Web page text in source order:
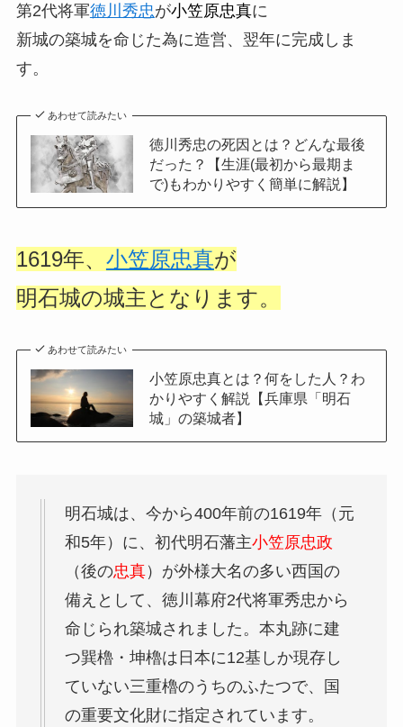
第2代将軍徳川秀忠が小笠原忠真に
新城の築城を命じた為に造営、翌年に完成しま
す。
あわせて読みたい
徳川秀忠の死因とは？どんな最後
だった？【生涯(最初から最期ま
で)もわかりやすく簡単に解説】
1619年、 小笠原忠真が
明石城の城主となります。
あわせて読みたい
小笠原忠真とは？何をした人？わ
かりやすく解説【兵庫県「明石
城」の築城者】
明石城は、今から400年前の1619年（元
和5年）に、初代明石藩主小笠原忠政
（後の忠真）が外様大名の多い西国の
備えとして、徳川幕府2代将軍秀忠から
命じられ築城されました。本丸跡に建
つ巽櫓・坤櫓は日本に12基しか現存し
ていない三重櫓のうちのふたつで、国
の重要文化財に指定されています。